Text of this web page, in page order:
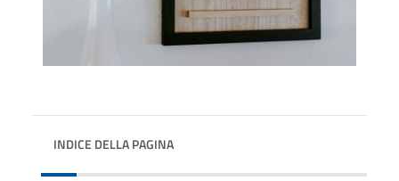
INDICE DELLA PAGINA